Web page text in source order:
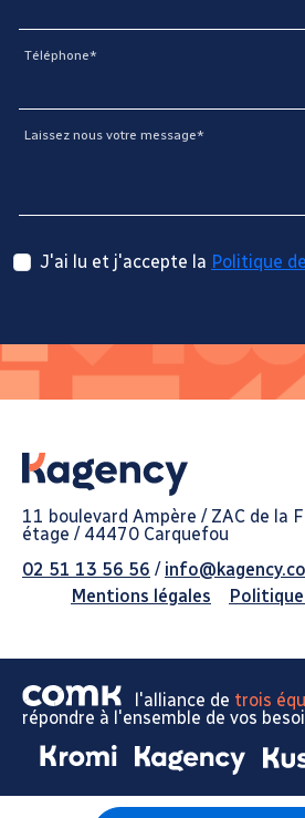
Téléphone*
Laissez nous votre message*
J'ai lu et j'accepte la Politique
11 boulevard Ampère / ZAC de la
étage / 44470 Carquefou
02 51 13 56 56 /
Mentions légales
l'alliance de trois
répondre à l'ensemble de vos